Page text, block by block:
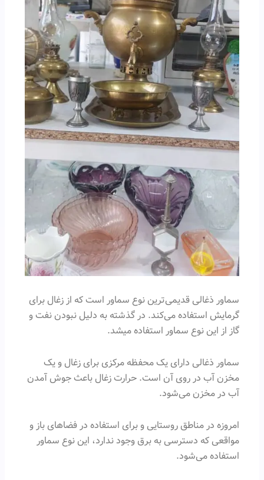
سماور ذغالی قدیمی‌ترین نوع سماور است که از زغال برای
گرمایش استفاده می‌کند. در گذشته به دلیل نبودن نفت و
گاز از این نوع سماور استفاده میشد.
سماور ذغالی دارای یک محفظه مرکزی برای زغال و یک
مخزن آب در روی آن است. حرارت زغال باعث جوش آمدن
آب در مخزن می‌شود.
امروزه در مناطق روستایی و برای استفاده در فضاهای باز و
مواقعی که دسترسی به برق وجود ندارد، این نوع سماور
استفاده می‌شود.